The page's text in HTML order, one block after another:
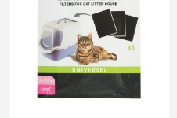
initial
était :
2,99 €.
actuel
est :
2,39 €.